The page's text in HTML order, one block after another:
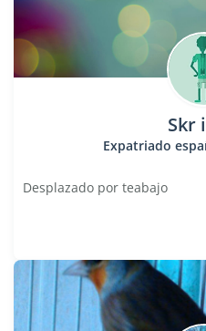
Skr
Expatriado
Desplazado por teabajo